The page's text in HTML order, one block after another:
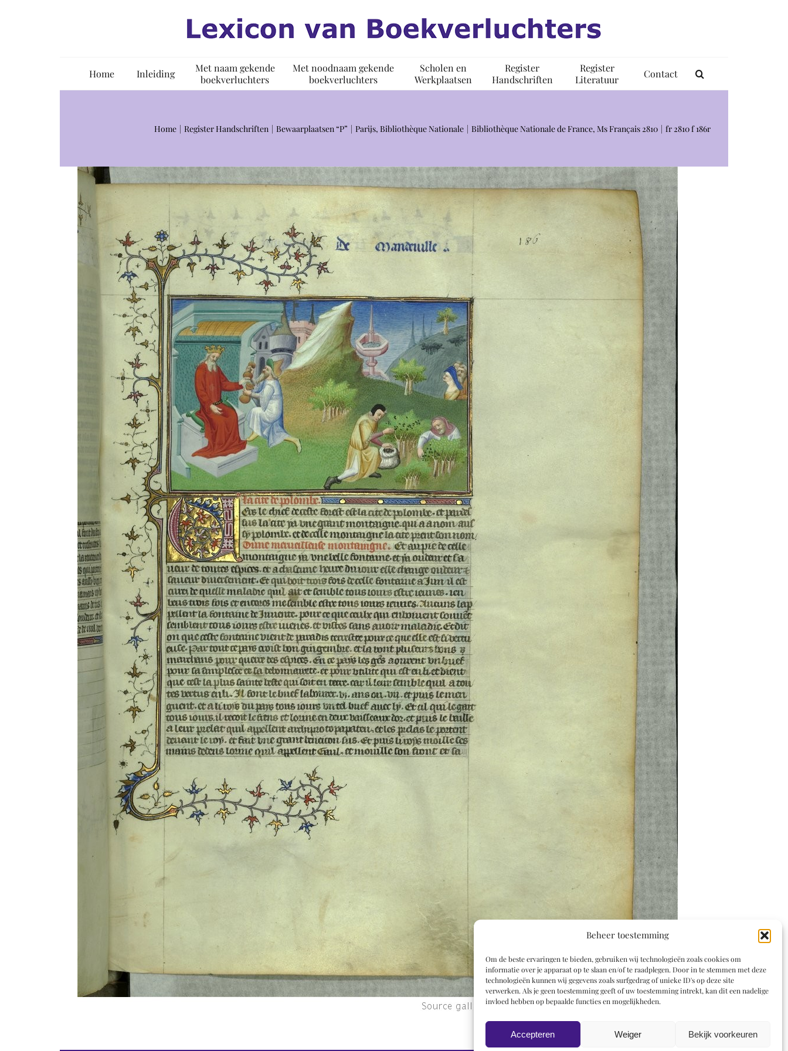
Beheer toestemming
Om de beste ervaringen te bieden, gebruiken wij technologieën zoals cookies om
informatie over je apparaat op te slaan en/of te raadplegen. Door in te stemmen met deze
technologieën kunnen wij gegevens zoals surfgedrag of unieke ID's op deze site
verwerken. Als je geen toestemming geeft of uw toestemming intrekt, kan dit een nadelige
invloed hebben op bepaalde functies en mogelijkheden.
Accepteren Weiger Bekijk voorkeuren
Home Inleiding
Met naam gekende
boekverluchters
Met noodnaam gekende
boekverluchters
Scholen en
Werkplaatsen
Register
Handschriften
Register
Literatuur
Contact
Home Register Handschriften Bewaarplaatsen “P” Parijs, Bibliothèque Nationale Bibliothèque Nationale de France, Ms Français 2810 fr 2810 f 186r